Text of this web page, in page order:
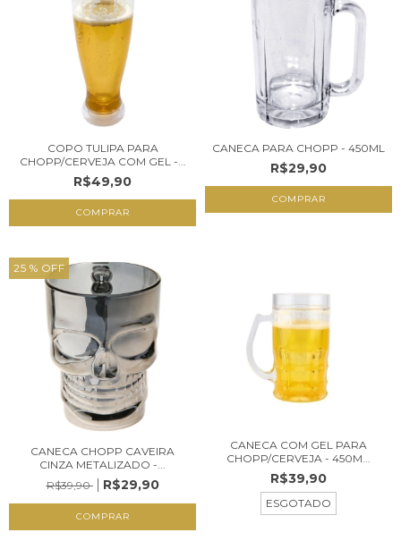
COPO TULIPA PARA
CHOPP/CERVEJA COM GEL -...
R$49,90
CANECA PARA CHOPP - 450ML
R$29,90
25 % OFF
CANECA CHOPP CAVEIRA
CINZA METALIZADO -...
R$39,90
R$29,90
CANECA COM GEL PARA
CHOPP/CERVEJA - 450M...
R$39,90
ESGOTADO